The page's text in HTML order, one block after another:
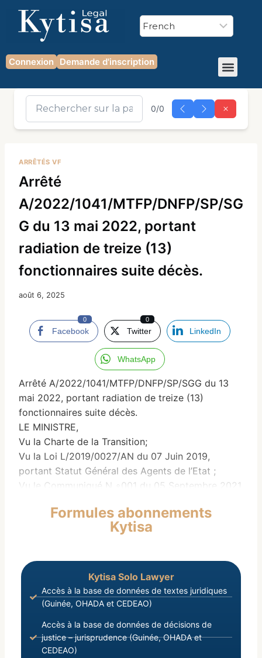
Connexion Demande d'inscription
0/0
ARRÊTÉS VF
Arrêté
A/2022/1041/MTFP/DNFP/SP/SG
G du 13 mai 2022, portant
radiation de treize (13)
fonctionnaires suite décès.
août 6, 2025
Facebook
0
Twitter
0
LinkedIn
WhatsApp
Arrêté A/2022/1041/MTFP/DNFP/SP/SGG du 13
mai 2022, portant radiation de treize (13)
fonctionnaires suite décès.
LE MINISTRE,
Vu la Charte de la Transition;
Vu la Loi L/2019/0027/AN du 07 Juin 2019,
portant Statut Général des Agents de l’Etat ;
Vu le Communiqué N ∘001 du 05 Septembre 2021,
de Défense et de Sécurité;
Formules abonnements
Kytisa
Kytisa Solo Lawyer
Accès à la base de données de textes juridiques
(Guinée, OHADA et CEDEAO)
Accès à la base de données de décisions de
justice – jurisprudence (Guinée, OHADA et
CEDEAO)